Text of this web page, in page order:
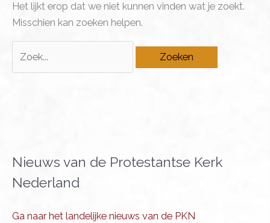
Het lijkt erop dat we niet kunnen vinden wat je zoekt.
Misschien kan zoeken helpen.
Nieuws van de Protestantse Kerk
Nederland
Ga naar het landelijke nieuws van de PKN